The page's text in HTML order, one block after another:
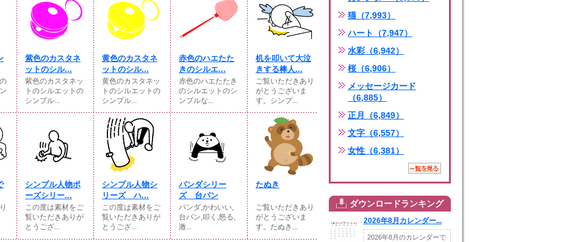
紫色のカスタネ
ットのシル...
紫色のカスタネッ
トのシルエットの
シンプル...
黄色のカスタネ
ットのシル...
黄色のカスタネッ
トのシルエットの
シンプル...
赤色のハエたた
きのシルエ...
赤色のハエたたき
のシルエットのシ
ンプルな...
机を叩いて大泣
きする棒人...
ご覧いただきあり
がとうございま
す。シンプ...
シンプル人物ポ
ーズシリー...
この度は素材をご
覧いただきありが
とうござ...
シンプル人物シ
リーズ ハ...
この度は素材をご
覧いただきありが
とうござ...
パンダシリー
ズ 台パン
パンダ,かわいい,
台パン,叩く,怒る,
激...
たぬき
ご覧いただきあり
がとうございま
す。たぬき...
猫（7,993）
ハート（7,947）
水彩（6,942）
桜（6,906）
メッセージカード
（6,885）
正月（6,849）
文字（6,557）
女性（6,381）
ダウンロードランキング
2026年8月カレンダー...
2026年8月のカレンダーで